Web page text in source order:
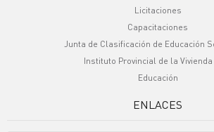
Licitaciones
Capacitaciones
Junta de Clasificación de Educación
Instituto Provincial de la Vivienda
Educación
ENLACES